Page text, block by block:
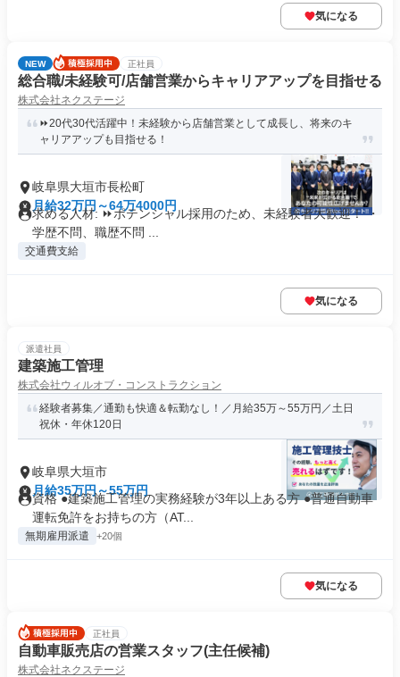
気になる
NEW 正社員
総合職/未経験可/店舗営業からキャリアアップを目指せる
株式会社ネクステージ
⏩️20代30代活躍中！未経験から店舗営業として成長し、将来のキ
ャリアアップも目指せる！
岐阜県大垣市長松町
月給32万円～64万4000円
求める人材: ⏩️ポテンシャル採用のため、未経験者大歓迎！ ・
学歴不問、職歴不問 ...
交通費支給
気になる
派遣社員
建築施工管理
株式会社ウィルオブ・コンストラクション
経験者募集／通勤も快適＆転勤なし！／月給35万～55万円／土日
祝休・年休120日
岐阜県大垣市
月給35万円～55万円
資格 ●建築施工管理の実務経験が3年以上ある方 ●普通自動車
運転免許をお持ちの方（AT...
無期雇用派遣 +20個
気になる
正社員
自動車販売店の営業スタッフ(主任候補)
株式会社ネクステージ